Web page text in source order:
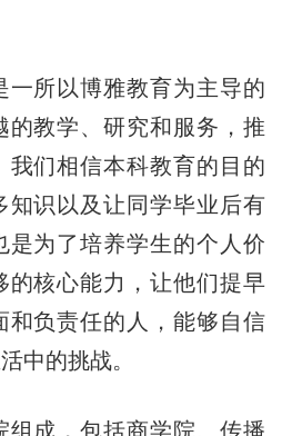
一所以博雅教育为主导的
的教学、研究和服务，推
我们相信本科教育的目的
知识以及让同学毕业后有
是为了培养学生的个人价
的核心能力，让他们提早
和负责任的人，能够自信
中的挑战。
成，包括商学院、传播